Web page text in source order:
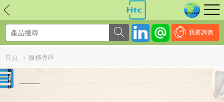
我要詢價
首頁 › 服務專區
NULL